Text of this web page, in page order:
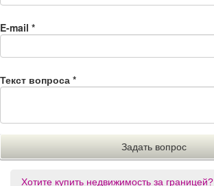
E-mail *
Текст вопроса *
Хотите купить недвижимость за границей?